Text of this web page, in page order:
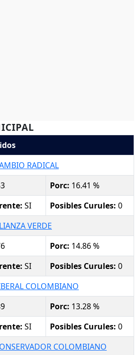
RADICAL
Porc: 16.41 %
SI Posibles Curules: 0
VERDE
Porc: 14.86 %
SI Posibles Curules: 0
COLOMBIANO
Porc: 13.28 %
SI Posibles Curules: 0
COLOMBIANO